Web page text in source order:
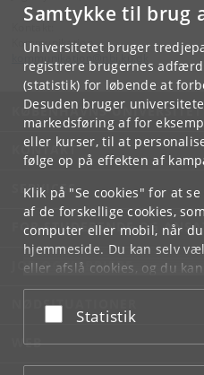
Samtykke til brug
Universitetet bruger
registrere brugernes
(statistik) for løbende at
Desuden bruger
markedsføring af for
eller kurser, til at
følge op på effekten af
Klik på "Se cookies" for at
af de forskellige cookies,
computer eller mobil, når
hjemmeside. Du kan selv
eller afslå cookies, og du
underCookie- og
bunden af hver side.
Acceptér eller afslå
Statistik
Kommunikation
kommunikation
ku.dk
KØBENHAVNS UNIVERSITET
KONTAKT
SERVICES
FOR STUDERENDE OG
JOB OG KARRIERE
NØDSITUATIONER
WEB